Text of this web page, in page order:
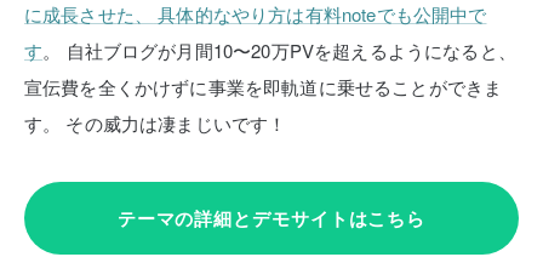
に成長させた、
具体的なやり方は有料noteでも公開中で
す。
自社ブログが月間10〜20万PVを超えるようになると、
宣伝費を全くかけずに事業を即軌道に乗せることができま
す。
その威力は凄まじいです！
テーマの詳細とデモサイトはこちら